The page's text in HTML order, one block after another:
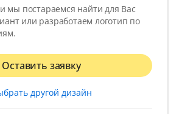
мы постараемся найти для Вас
или разработаем логотип по
Оставить заявку
другой дизайн